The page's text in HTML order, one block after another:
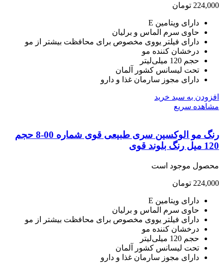
تومان
دارای ویتامین E
حاوی سرم الماس و برلیان
دارای فیلتر یووی مخصوص برای محافظت بیشتر از مو
درخشان کننده مو
حجم 120 میلی‌لیتر
تحت لیسانس کشور آلمان
دارای مجوز سارمان غذا و دارو
به سبد خرید
سریع
رنگ مو الوکسین سری طبیعی قوی شماره 00-8 حجم
قوی
موجود است
تومان
دارای ویتامین E
حاوی سرم الماس و برلیان
دارای فیلتر یووی مخصوص برای محافظت بیشتر از مو
درخشان کننده مو
حجم 120 میلی‌لیتر
تحت لیسانس کشور آلمان
دارای مجوز سارمان غذا و دارو